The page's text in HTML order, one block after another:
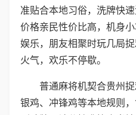
准贴合本地习俗，洗牌快
价格亲民性价比高，机身
娱乐，朋友相聚时玩几局
火气，欢乐不停歇。
普通麻将机契合贵州
银鸡、冲锋鸡等本地规则